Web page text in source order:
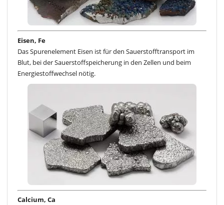
Eisen, Fe
Das Spurenelement Eisen ist für den Sauerstofftransport im
Blut, bei der Sauerstoffspeicherung in den Zellen und beim
Energiestoffwechsel nötig.
Calcium, Ca